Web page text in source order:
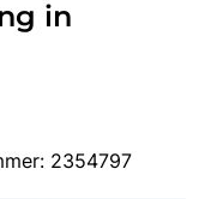
in
2354797